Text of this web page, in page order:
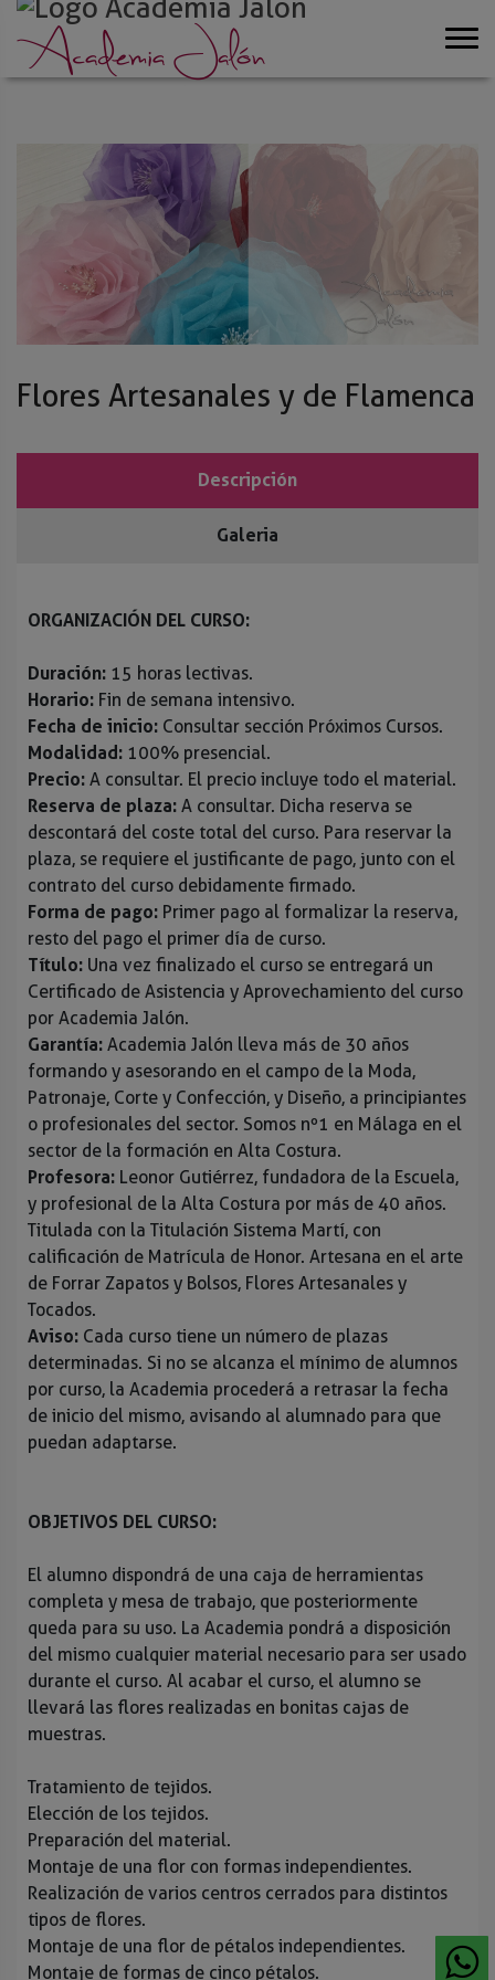
Flores Artesanales y de Flamenca
Descripción
Galeria
ORGANIZACIÓN DEL CURSO:
Duración: 15 horas lectivas.
Horario: Fin de semana intensivo.
Fecha de inicio: Consultar sección Próximos Cursos.
Modalidad: 100% presencial.
Precio: A consultar. El precio incluye todo el material.
Reserva de plaza: A consultar. Dicha reserva se
descontará del coste total del curso. Para reservar la
plaza, se requiere el justificante de pago, junto con el
contrato del curso debidamente firmado.
Forma de pago: Primer pago al formalizar la reserva,
resto del pago el primer día de curso.
Título: Una vez finalizado el curso se entregará un
Certificado de Asistencia y Aprovechamiento del curso
por Academia Jalón.
Garantía: Academia Jalón lleva más de 30 años
formando y asesorando en el campo de la Moda,
Patronaje, Corte y Confección, y Diseño, a principiantes
o profesionales del sector. Somos nº1 en Málaga en el
sector de la formación en Alta Costura.
Profesora: Leonor Gutiérrez, fundadora de la Escuela,
y profesional de la Alta Costura por más de 40 años.
Titulada con la Titulación Sistema Martí, con
calificación de Matrícula de Honor. Artesana en el arte
de Forrar Zapatos y Bolsos, Flores Artesanales y
Tocados.
Aviso: Cada curso tiene un número de plazas
determinadas. Si no se alcanza el mínimo de alumnos
por curso, la Academia procederá a retrasar la fecha
de inicio del mismo, avisando al alumnado para que
puedan adaptarse.
OBJETIVOS DEL CURSO:
El alumno dispondrá de una caja de herramientas
completa y mesa de trabajo, que posteriormente
queda para su uso. La Academia pondrá a disposición
del mismo cualquier material necesario para ser usado
durante el curso. Al acabar el curso, el alumno se
llevará las flores realizadas en bonitas cajas de
muestras.
Tratamiento de tejidos.
Elección de los tejidos.
Preparación del material.
Montaje de una flor con formas independientes.
Realización de varios centros cerrados para distintos
tipos de flores.
Montaje de una flor de pétalos independientes.
Montaje de formas de cinco pétalos.